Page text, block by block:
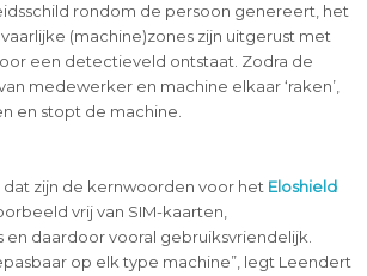
rondom de persoon genereert, het
(machine)zones zijn uitgerust met
een detectieveld ontstaat. Zodra de
medewerker en machine elkaar ‘raken’,
en stopt de machine.
dat zijn de kernwoorden voor het Eloshield
vrij van SIM-kaarten,
daardoor vooral gebruiksvriendelijk.
op elk type machine”, legt Leendert